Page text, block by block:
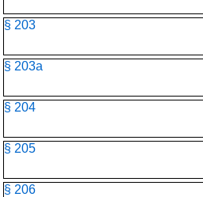
§ 203
§ 203a
§ 204
§ 205
§ 206